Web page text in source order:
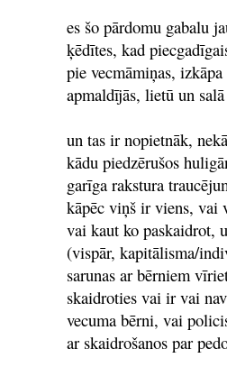
es šo pārdomu gabalu
ķēdītes, kad
pie vecmāmiņas,
apmaldījās, lietū un
un tas ir nopietnāk,
kādu piedzērušos
garīga rakstura
kāpēc viņš ir viens, vai
vai kaut ko paskaidrot,
(vispār, kapitālisma/
sarunas ar bērniem
skaidroties vai ir vai
vecuma bērni, vai
ar skaidrošanos par